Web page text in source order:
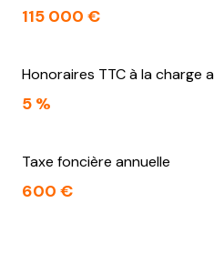
115 000 €
Honoraires TTC à la charge
5 %
Taxe foncière annuelle
600 €